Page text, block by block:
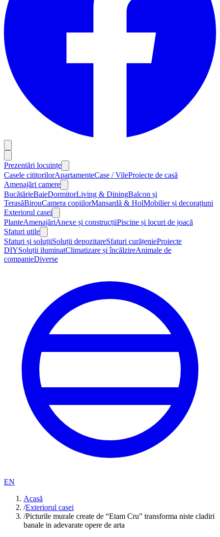
Prezentări locuințe
Casele cititorilorApartamenteCase / VileProiecte de casă
Amenajări camere
BucătărieBaieDormitorLiving & DiningBalcon și
TerasăBirouCamera copiilorMansardă & HolMobilier și decorațiuni
Exteriorul casei
PlanteAmenajăriAnexe și construcțiiPiscine și locuri de joacă
Sfaturi utile
Sfaturi și soluțiiSoluții depozitareSfaturi curățenieProiecte
DIYSoluții iluminatClimatizare și încălzireAnimale de
companieDiverse
EN
Acasă
/Exteriorul casei
/Picturile murale create de “Etam Cru” transforma niste cladiri
banale in adevarate opere de arta